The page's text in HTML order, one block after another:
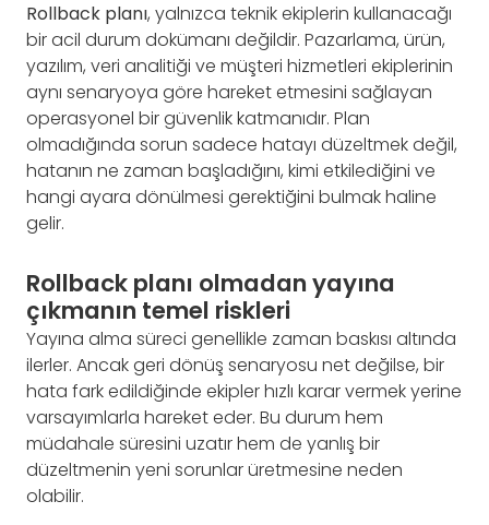
Rollback planı, yalnızca teknik ekiplerin kullanacağı
bir acil durum dokümanı değildir. Pazarlama, ürün,
yazılım, veri analitiği ve müşteri hizmetleri ekiplerinin
aynı senaryoya göre hareket etmesini sağlayan
operasyonel bir güvenlik katmanıdır. Plan
olmadığında sorun sadece hatayı düzeltmek değil,
hatanın ne zaman başladığını, kimi etkilediğini ve
hangi ayara dönülmesi gerektiğini bulmak haline
gelir.
Rollback planı olmadan yayına
çıkmanın temel riskleri
Yayına alma süreci genellikle zaman baskısı altında
ilerler. Ancak geri dönüş senaryosu net değilse, bir
hata fark edildiğinde ekipler hızlı karar vermek yerine
varsayımlarla hareket eder. Bu durum hem
müdahale süresini uzatır hem de yanlış bir
düzeltmenin yeni sorunlar üretmesine neden
olabilir.